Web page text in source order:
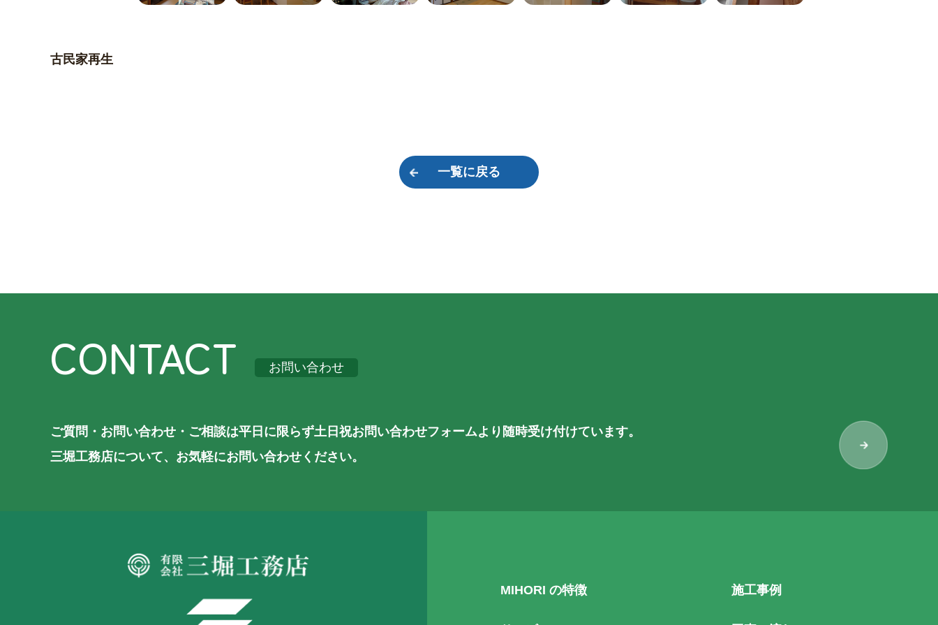
古民家再生
一覧に戻る
CONTACT お問い合わせ
ご質問・お問い合わせ・ご相談は平日に限らず土日祝お問い合わせフォームより随時受け付けています。
三堀工務店について、お気軽にお問い合わせください。
MIHORI の特徴 施工事例